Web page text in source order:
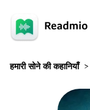
हमारी सोने की कहानियाँ >